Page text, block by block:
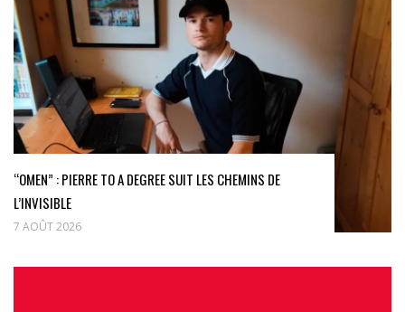
“OMEN” : PIERRE TO A DEGREE SUIT LES CHEMINS DE
L’INVISIBLE
7 AOÛT 2026